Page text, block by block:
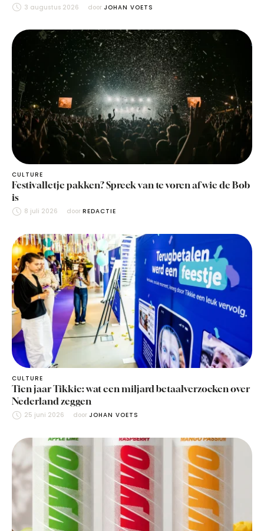
3 augustus 2026 door JOHAN VOETS
CULTURE
Festivalletje pakken? Spreek van te voren af wie de Bob
is
8 juli 2026 door REDACTIE
CULTURE
Tien jaar Tikkie: wat een miljard betaalverzoeken over
Nederland zeggen
25 juni 2026 door JOHAN VOETS